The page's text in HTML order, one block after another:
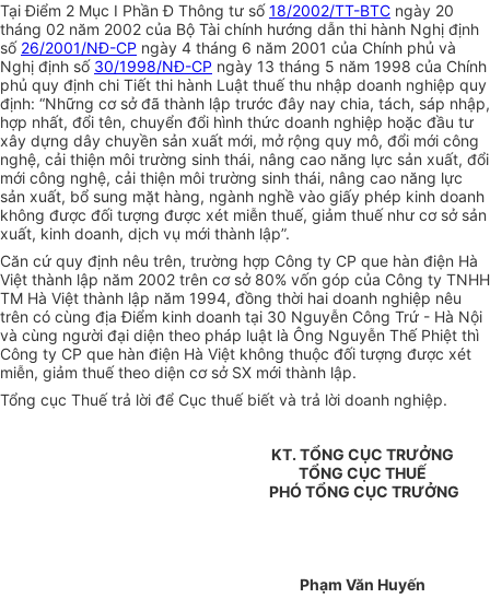
Tại Điểm 2 Mục I Phần Đ Thông tư số18/2002/TT-BTC ngày 20
tháng 02 năm 2002 của Bộ Tài chính hướng dẫn thi hành Nghị định
số 26/2001/NĐ-CP ngày 4 tháng 6 năm 2001 của Chính phủ và
Nghị định số 30/1998/NĐ-CP ngày 13 tháng 5 năm 1998 của Chính
phủ quy định chi Tiết thi hành Luật thuế thu nhập doanh nghiệp quy
định: “Những cơ sở đã thành lập trước đây nay chia, tách, sáp nhập,
hợp nhất, đổi tên, chuyển đổi hình thức doanh nghiệp hoặc đầu tư
xây dựng dây chuyền sản xuất mới, mở rộng quy mô, đổi mới công
nghệ, cải thiện môi trường sinh thái, nâng cao năng lực sản xuất, đổi
mới công nghệ, cải thiện môi trường sinh thái, nâng cao năng lực
sản xuất, bổ sung mặt hàng, ngành nghề vào giấy phép kinh doanh
không được đối tượng được xét miễn thuế, giảm thuế như cơ sở sản
xuất, kinh doanh, dịch vụ mới thành lập”.
Căn cứ quy định nêu trên, trường hợp Công ty CP que hàn điện Hà
Việt thành lập năm 2002 trên cơ sở 80% vốn góp của Công ty TNHH
TM Hà Việt thành lập năm 1994, đồng thời hai doanh nghiệp nêu
trên có cùng địa Điểm kinh doanh tại 30 Nguyễn Công Trứ - Hà Nội
và cùng người đại diện theo pháp luật là Ông Nguyễn Thế Phiệt thì
Công ty CP que hàn điện Hà Việt không thuộc đối tượng được xét
miễn, giảm thuế theo diện cơ sở SX mới thành lập.
Tổng cục Thuế trả lời để Cục thuế biết và trả lời doanh nghiệp.
KT. TỔNG CỤC TRƯỞNG
TỔNG CỤC THUẾ
PHÓ TỔNG CỤC TRƯỞNG
Phạm Văn Huyến